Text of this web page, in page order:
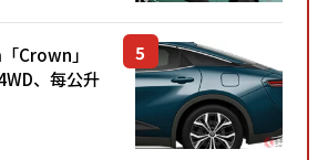
Crown」
、每公升
超亮眼！